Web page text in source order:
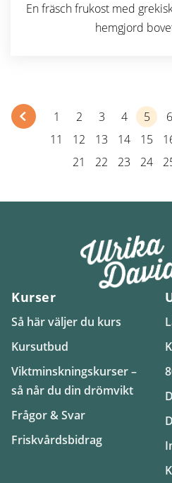
En fräsch frukost med
hemgjord
1 2 3 4 5 6
11
12 13 14 15
21
22 23 24
Kurser
Så här väljer du kurs
Kursutbud
Viktminskningskurser –
så når du din drömvikt
Frågor & Svar
Friskvårdsbidrag